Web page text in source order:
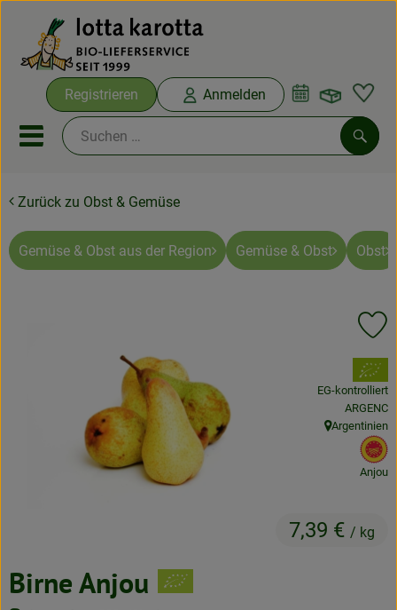
Registrieren Anmelden
Mobiles Menu öffnen oder
Ökokisten
Bio-Kochboxen
Neues & Angebote
Obst & Gemüse
Getränke
Zurück zu Obst & Gemüse
Gemüse & Obst aus der Region Gemüse & Obst Obst
Birne Anjou
7,39 € / kg
, Verband:
EG-kontrolliert
,ARGENC
, Herkunft:
Argentinien
,
Anjou